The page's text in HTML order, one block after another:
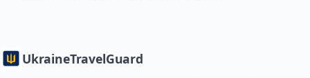
UkraineTravelGuard